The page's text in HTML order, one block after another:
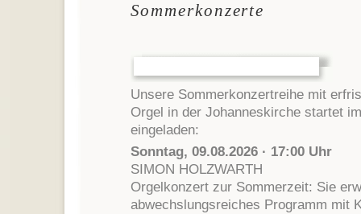
Sommerkonzerte
Unsere Sommerkonzertreihe mit
Orgel in der Johanneskirche startet
eingeladen:
Sonntag, 09.08.2026 · 17:00 Uhr
SIMON HOLZWARTH
Orgelkonzert zur Sommerzeit: Sie
abwechslungsreiches Programm mit